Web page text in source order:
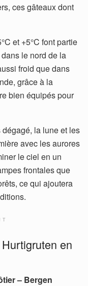
ces gâteaux dont
et +5°C font partie
le nord de la
froid que dans
grâce à la
bien équipés pour
la lune et les
avec les aurores
le ciel en un
frontales que
ce qui ajoutera
en
– Bergen